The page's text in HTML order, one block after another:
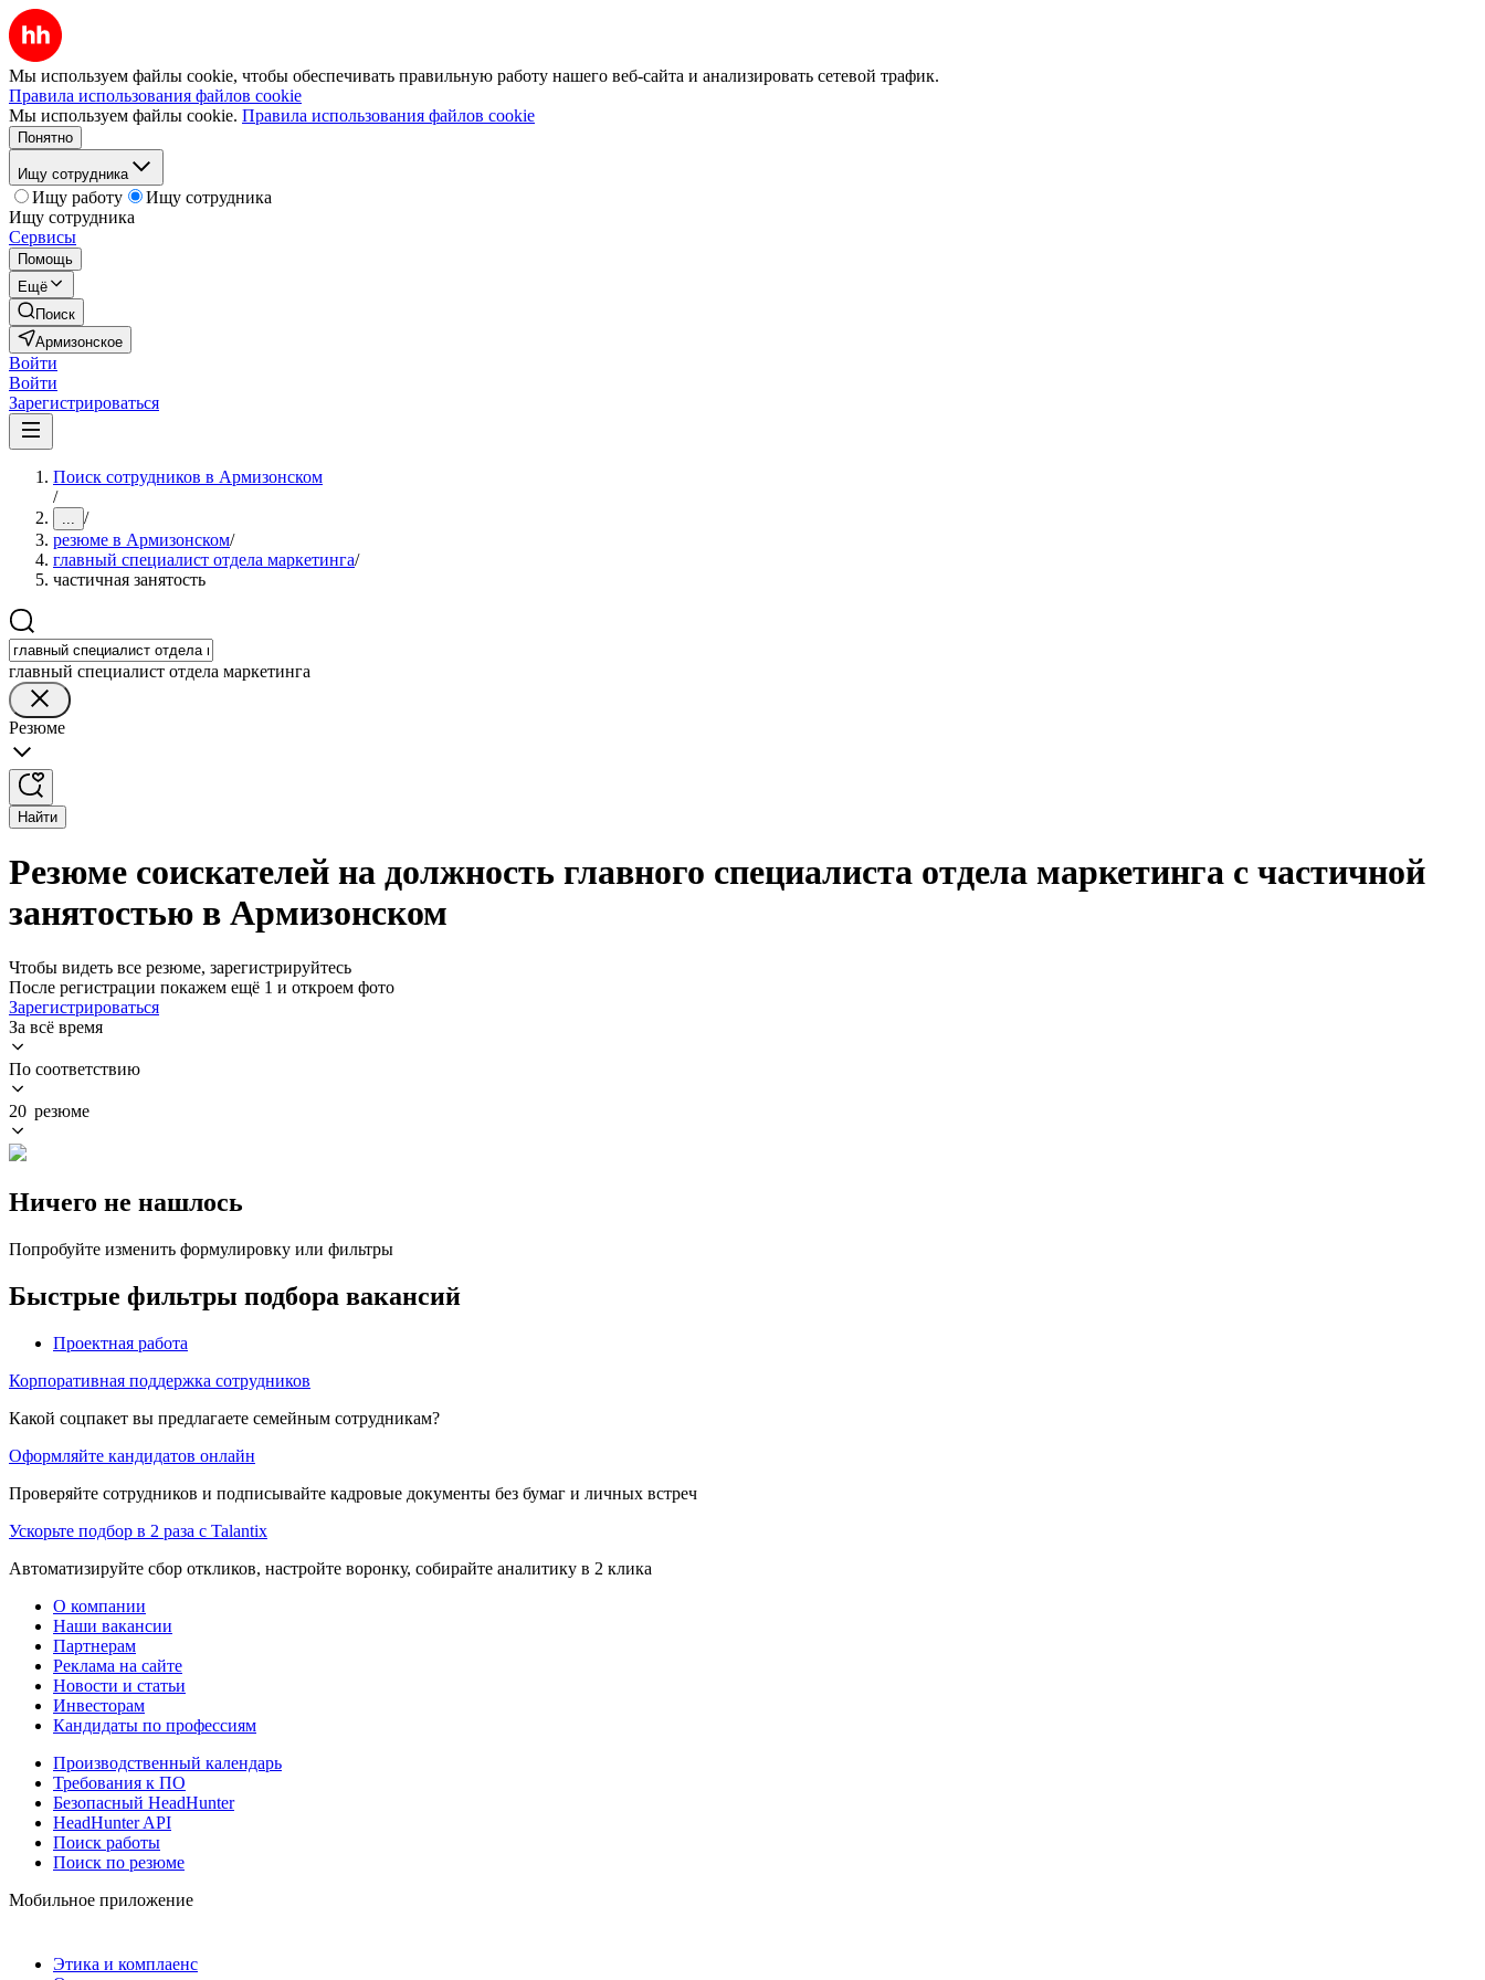
Мы используем файлы cookie, чтобы обеспечивать правильную работу нашего веб-сайта и анализировать сетевой трафик.
Правила использования файлов cookie
Мы используем файлы cookie. Правила использования файлов cookie
Понятно
Ищу сотрудника
Ищу работу
Ищу сотрудника
Ищу сотрудника
Сервисы
Помощь
Ещё
Поиск
Армизонское
Войти
Войти
Зарегистрироваться
Поиск сотрудников в Армизонском
/
... /
резюме в Армизонском/
главный специалист отдела маркетинга/
частичная занятость
главный специалист отдела маркетинга
Резюме
Найти
Резюме соискателей на должность главного специалиста отдела маркетинга с частичной
занятостью в Армизонском
Чтобы видеть все резюме, зарегистрируйтесь
После регистрации покажем ещё 1 и откроем фото
Зарегистрироваться
За всё время
По соответствию
20 резюме
Ничего не нашлось
Попробуйте изменить формулировку или фильтры
Быстрые фильтры подбора вакансий
Проектная работа
Корпоративная поддержка сотрудников
Какой соцпакет вы предлагаете семейным сотрудникам?
Оформляйте кандидатов онлайн
Проверяйте сотрудников и подписывайте кадровые документы без бумаг и личных встреч
Ускорьте подбор в 2 раза с Talantix
Автоматизируйте сбор откликов, настройте воронку, собирайте аналитику в 2 клика
О компании
Наши вакансии
Партнерам
Реклама на сайте
Новости и статьи
Инвесторам
Кандидаты по профессиям
Производственный календарь
Требования к ПО
Безопасный HeadHunter
HeadHunter API
Поиск работы
Поиск по резюме
Мобильное приложение
Этика и комплаенс